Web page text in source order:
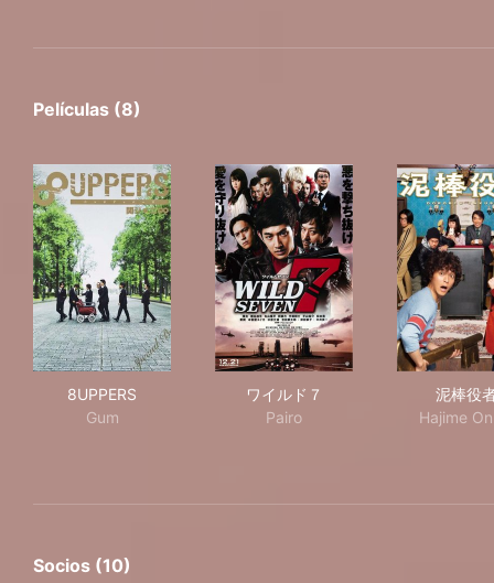
Películas (8)
8UPPERS
Gum
ワイルド７
Pairo
泥棒役
Hajime
Socios (10)